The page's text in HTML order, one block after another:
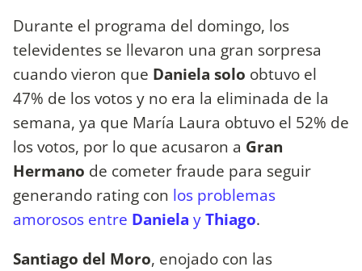
Durante el programa del domingo, los
televidentes se llevaron una gran sorpresa
cuando vieron que Daniela solo obtuvo el
47% de los votos y no era la eliminada de la
semana, ya que María Laura obtuvo el 52% de
los votos, por lo que acusaron a Gran
Hermano de cometer fraude para seguir
generando rating con los problemas
amorosos entre Daniela yThiago.
Santiago del Moro, enojado con las